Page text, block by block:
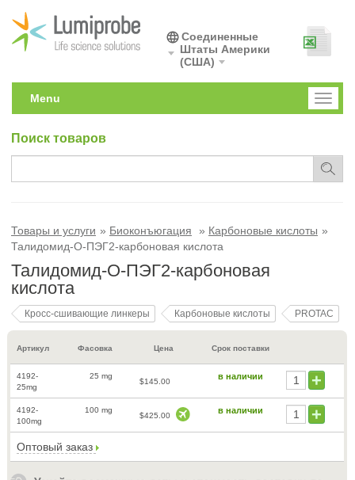
Соединенные
Штаты Америки
(США)
Toggle
Menu
Поиск товаров
Товары и услуги Биоконъюгация
Карбоновые кислоты
Талидомид-O-ПЭГ2-карбоновая кислота
Талидомид-O-ПЭГ2-карбоновая
кислота
Кросс-сшивающие линкеры Карбоновые кислоты PROTAC
Артикул Фасовка Цена Срок поставки
4192-
25mg
25 mg
$145.00
в наличии
4192-
100mg
100 mg
$425.00
в наличии
Оптовый заказ